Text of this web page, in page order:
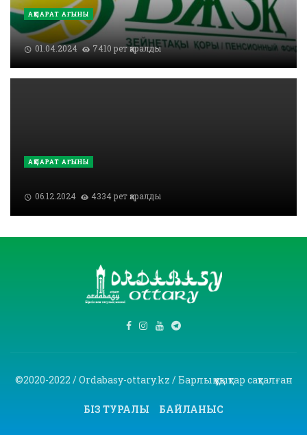
АҚПАРАТ АҒЫНЫ
01.04.2024 7410 рет қаралды
АҚПАРАТ АҒЫНЫ
06.12.2024 4334 рет қаралды
©2020-2022 / Ordabasy-ottary.kz / Барлық құқықтар сақталған
БІЗ ТУРАЛЫ БАЙЛАНЫС